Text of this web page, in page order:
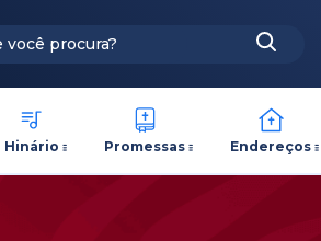
Hinário Promessas Endereços